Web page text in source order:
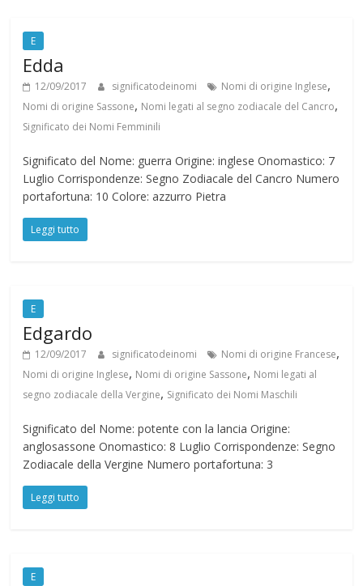
E
Edda
12/09/2017 significatodeinomi Nomi di origine Inglese,
Nomi di origine Sassone, Nomi legati al segno zodiacale del Cancro,
Significato dei Nomi Femminili
Significato del Nome: guerra Origine: inglese Onomastico: 7
Luglio Corrispondenze: Segno Zodiacale del Cancro Numero
portafortuna: 10 Colore: azzurro Pietra
Leggi tutto
E
Edgardo
12/09/2017 significatodeinomi Nomi di origine Francese,
Nomi di origine Inglese, Nomi di origine Sassone, Nomi legati al
segno zodiacale della Vergine, Significato dei Nomi Maschili
Significato del Nome: potente con la lancia Origine:
anglosassone Onomastico: 8 Luglio Corrispondenze: Segno
Zodiacale della Vergine Numero portafortuna: 3
Leggi tutto
E